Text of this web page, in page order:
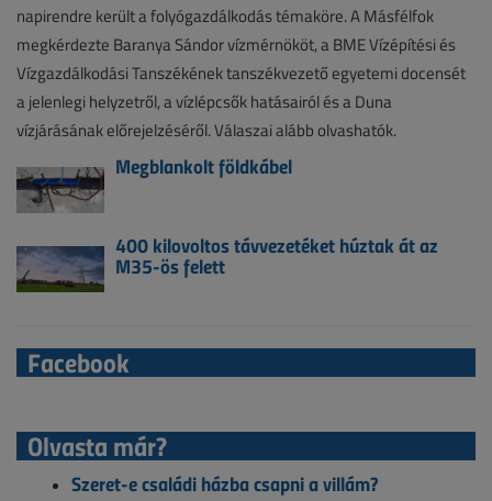
napirendre került a folyógazdálkodás témaköre. A Másfélfok
megkérdezte Baranya Sándor vízmérnököt, a BME Vízépítési és
Vízgazdálkodási Tanszékének tanszékvezető egyetemi docensét
a jelenlegi helyzetről, a vízlépcsők hatásairól és a Duna
vízjárásának előrejelzéséről. Válaszai alább olvashatók.
Megblankolt földkábel
400 kilovoltos távvezetéket húztak át az
M35-ös felett
Facebook
Olvasta már?
Szeret-e családi házba csapni a villám?